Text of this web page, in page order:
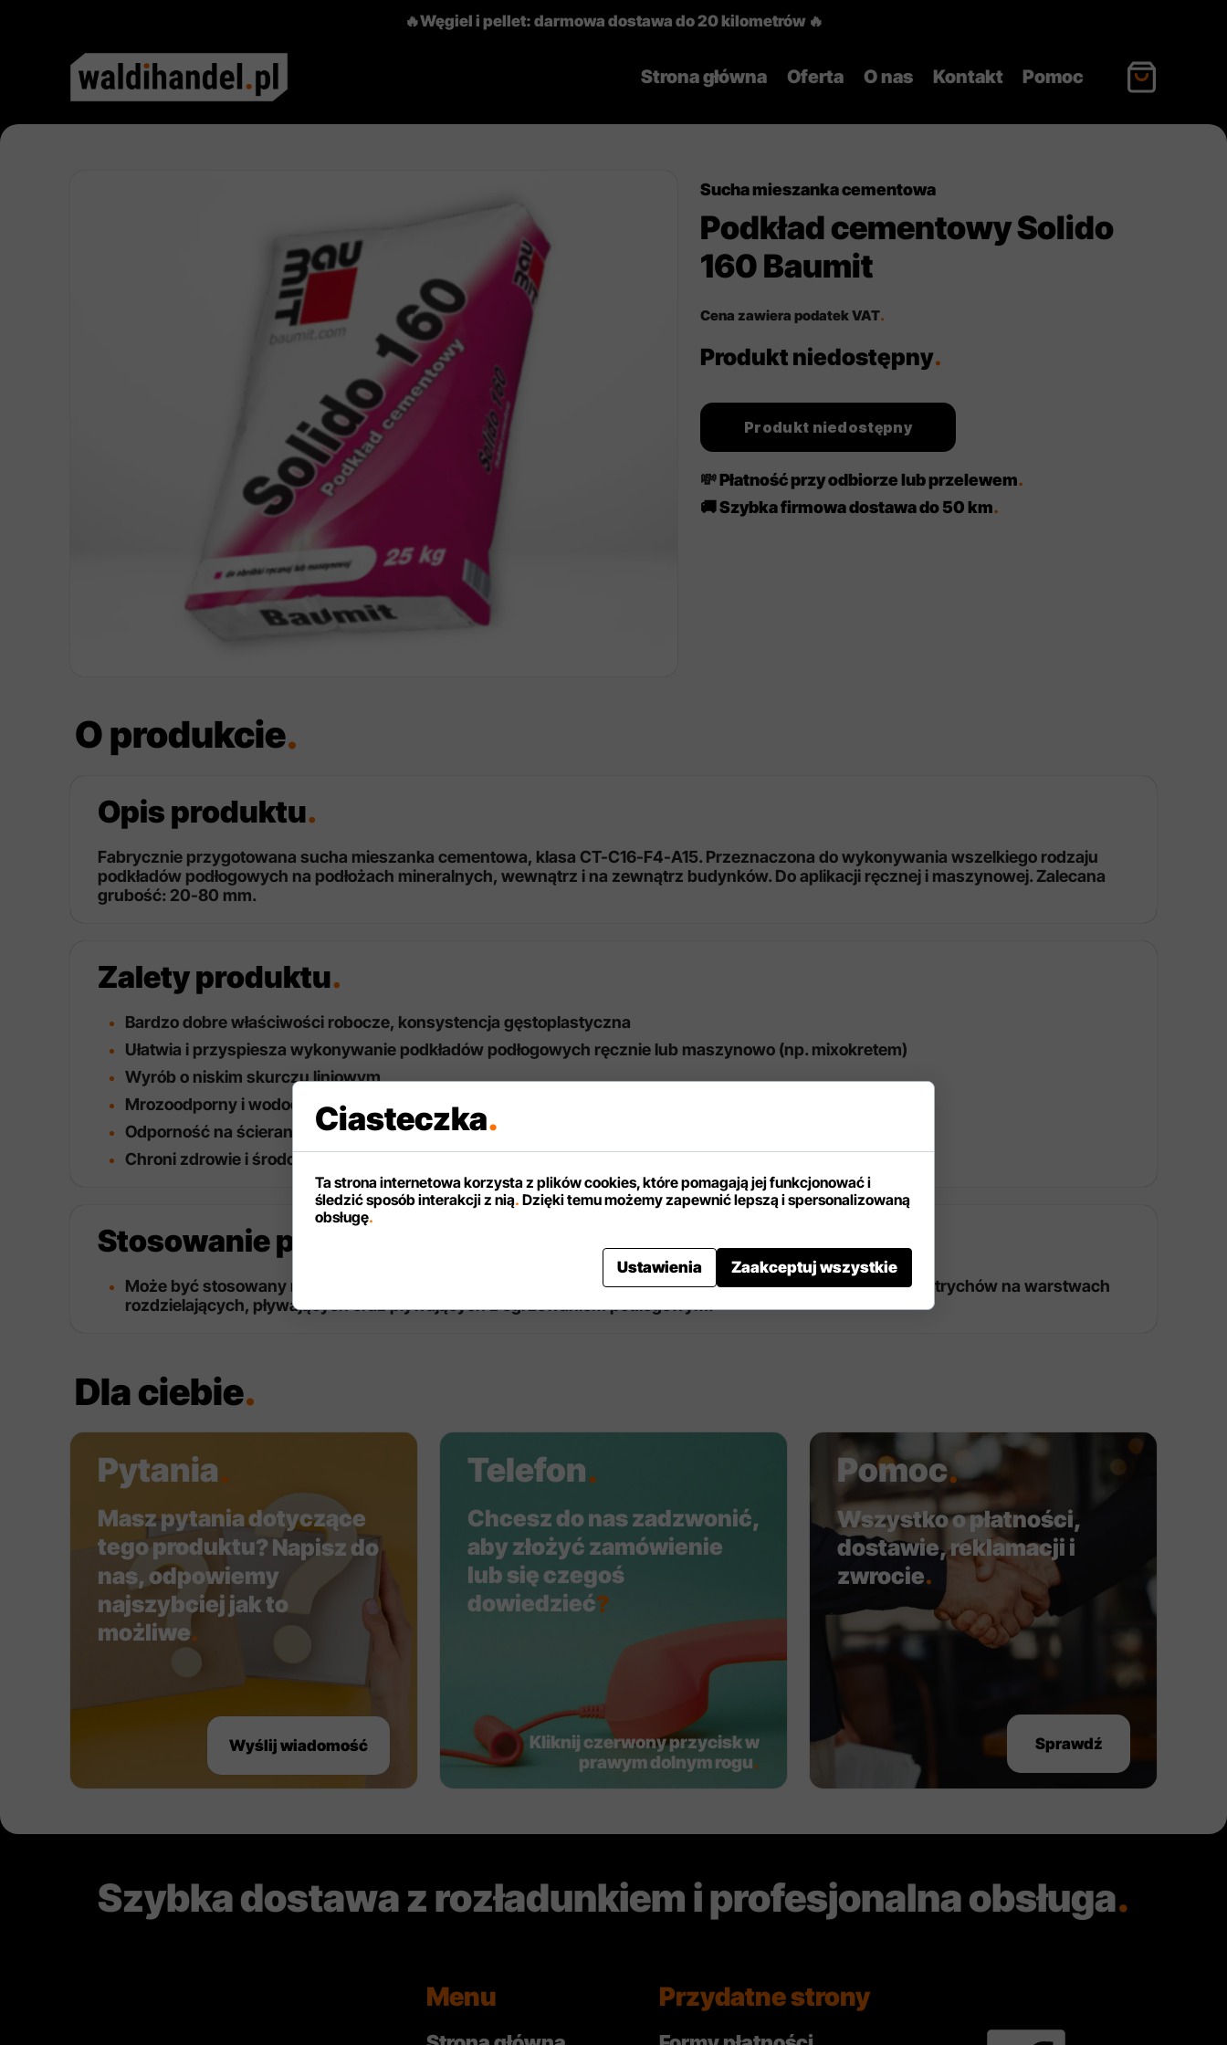
🔥Węgiel i pellet: darmowa dostawa do 20 kilometrów 🔥
Przycisk Strona główna Oferta O nas Kontakt Pomoc
Sucha mieszanka cementowa
Podkład cementowy Solido
160 Baumit
Cena zawiera podatek VAT.
Produkt niedostępny.
Produkt niedostępny
💸Płatność przy odbiorze lub przelewem.
🚚 Szybka firmowa dostawa do 50 km.
O produkcie.
Opis produktu.
Fabrycznie przygotowana sucha mieszanka cementowa, klasa CT-C16-F4-A15. Przeznaczona do wykonywania wszelkiego rodzaju
podkładów podłogowych na podłożach mineralnych, wewnątrz i na zewnątrz budynków. Do aplikacji ręcznej i maszynowej. Zalecana
grubość: 20-80 mm.
Zalety produktu.
Bardzo dobre właściwości robocze, konsystencja gęstoplastyczna
Ułatwia i przyspiesza wykonywanie podkładów podłogowych ręcznie lub maszynowo (np. mixokretem)
Wyrób o niskim skurczu liniowym
Mrozoodporny i wodoodporny (po związaniu)
Odporność na ścieranie – A15
Chroni zdrowie i środowisko - bardzo niska emisja LZO (VOC)
Stosowanie produktu
Może być stosowany na wszystkich podłożach mineralnych do wykonywania jastrychów zespolonych, jastrychów na warstwach
rozdzielających, pływających oraz pływających z ogrzewaniem podłogowym.
Dla ciebie.
Pytania.
Masz pytania dotyczące
tego produktu? Napisz do
nas, odpowiemy
najszybciej jak to
możliwe.
Wyślij wiadomość
Telefon.
Chcesz do nas zadzwonić,
aby złożyć zamówienie
lub się czegoś
dowiedzieć?
Kliknij czerwony przycisk w
prawym dolnym rogu.
Pomoc.
Wszystko o płatności,
dostawie, reklamacji i
zwrocie.
Sprawdź
Szybka dostawa z rozładunkiem i profesjonalna obsługa.
Menu Przydatne strony
Ciasteczka.
Ta strona internetowa korzysta z plików cookies, które pomagają jej funkcjonować i
śledzić sposób interakcji z nią. Dzięki temu możemy zapewnić lepszą i spersonalizowaną
obsługę.
Ustawienia Zaakceptuj wszystkie